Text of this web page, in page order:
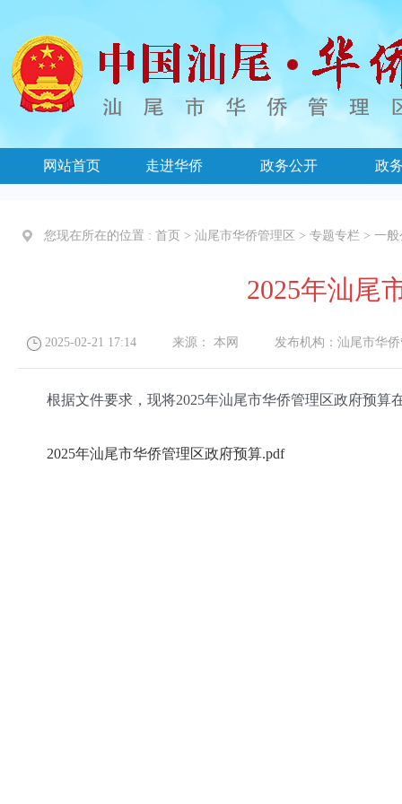
网站首页 走进华侨 政务公开 政
您现在所在的位置 : 首页 > 汕尾市华侨管理区 > 专题专栏 > 一般
2025年汕尾
2025-02-21 17:14 来源： 本网 发布机构： 汕尾市华
根据文件要求， 现将2025年汕尾市华侨管理区政府预算
2025年汕尾市华侨管理区政府预算.pdf